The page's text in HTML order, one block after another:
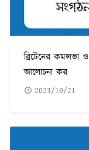
ব্রিটেনের কমন্সভা
আলোচনা কর
2023/10/21